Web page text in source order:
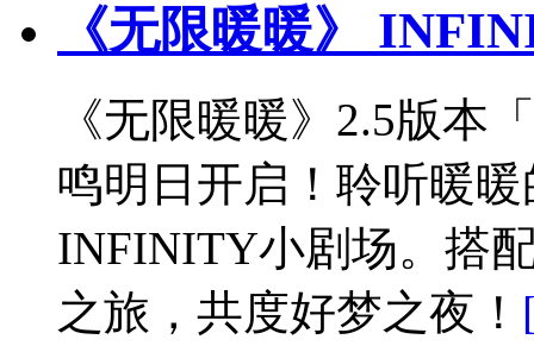
《无限暖暖》
《无限暖暖》2.5版本
鸣明日开启！聆听暖
INFINITY小剧场。搭
之旅，共度好梦之夜！